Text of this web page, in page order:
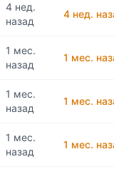
4 нед.
назад
4 нед.
1 мес.
назад
1 мес.
1 мес.
назад
1 мес.
1 мес.
назад
1 мес.